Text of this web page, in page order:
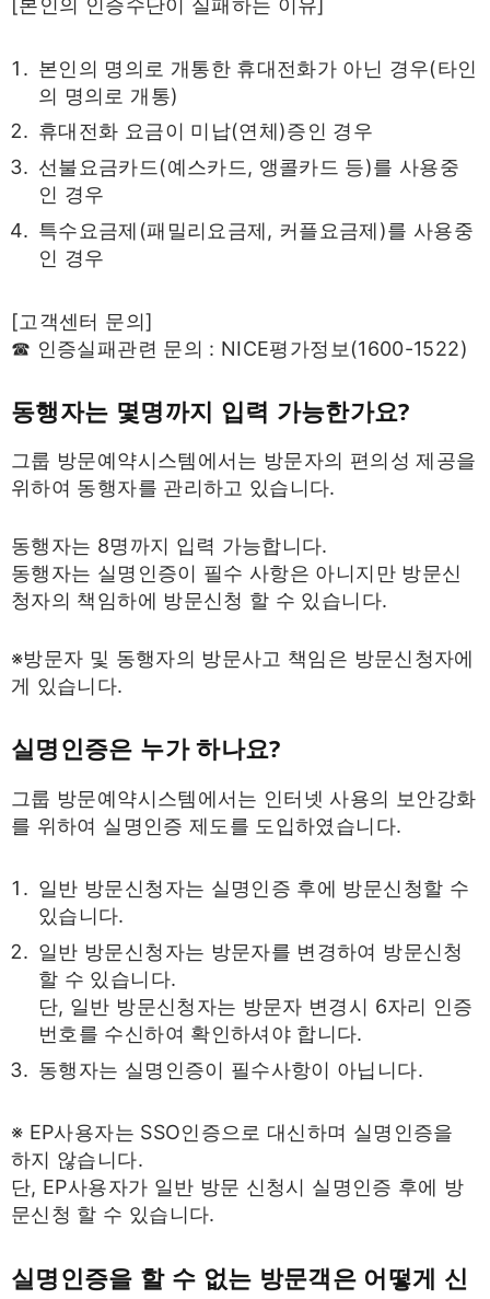
[본인의 인증수단이 실패하는 이유]
본인의 명의로 개통한 휴대전화가 아닌 경우(타인
의 명의로 개통)
휴대전화 요금이 미납(연체)증인 경우
선불요금카드(예스카드, 앵콜카드 등)를 사용중
인 경우
특수요금제(패밀리요금제, 커플요금제)를 사용중
인 경우
[고객센터 문의]
☎ 인증실패관련 문의 : NICE평가정보(1600-1522)
동행자는 몇명까지 입력 가능한가요?
그룹 방문예약시스템에서는 방문자의 편의성 제공을
위하여 동행자를 관리하고 있습니다.
동행자는 8명까지 입력 가능합니다.
동행자는 실명인증이 필수 사항은 아니지만 방문신
청자의 책임하에 방문신청 할 수 있습니다.
※방문자 및 동행자의 방문사고 책임은 방문신청자에
게 있습니다.
실명인증은 누가 하나요?
그룹 방문예약시스템에서는 인터넷 사용의 보안강화
를 위하여 실명인증 제도를 도입하였습니다.
일반 방문신청자는 실명인증 후에 방문신청할 수
있습니다.
일반 방문신청자는 방문자를 변경하여 방문신청
할 수 있습니다.
단, 일반 방문신청자는 방문자 변경시 6자리 인증
번호를 수신하여 확인하셔야 합니다.
동행자는 실명인증이 필수사항이 아닙니다.
※ EP사용자는 SSO인증으로 대신하며 실명인증을
하지 않습니다.
단, EP사용자가 일반 방문 신청시 실명인증 후에 방
문신청 할 수 있습니다.
실명인증을 할 수 없는 방문객은 어떻게 신